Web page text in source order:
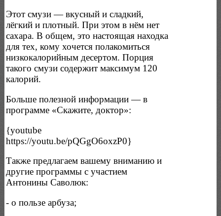
Этот смузи — вкусный и сладкий,
лёгкий и плотный. При этом в нём нет
сахара. В общем, это настоящая находка
для тех, кому хочется полакомиться
низкокалорийным десертом. Порция
такого смузи содержит максимум 120
калорий.
Больше полезной информации — в
программе «Скажите, доктор»:
{youtube
https://youtu.be/pQGgO6oxzP0}
Также предлагаем вашему вниманию и
другие программы с участием
Антонины Саволюк:
- о пользе арбуза;